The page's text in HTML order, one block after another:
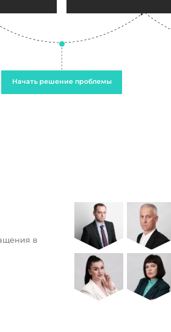
Начать решение проблемы
в